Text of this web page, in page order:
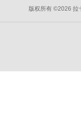
版权所有 ©2026 拉